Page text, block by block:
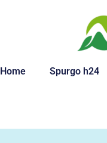
Home Spurgo h24